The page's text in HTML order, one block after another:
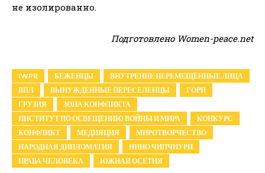
не изолированно.
Подготовлено Women-peace.net
IWPR БЕЖЕНЦЫ
ВНУТРЕННЕ ПЕРЕМЕЩЁННЫЕ ЛИЦА
ВПЛ
ВЫНУЖДЕННЫЕ ПЕРЕСЕЛЕНЦЫ
ГОРИ
ГРУЗИЯ
ЗОНА КОНФЛИКТА
ИНСТИТУТ ПО ОСВЕЩЕНИЮ ВОЙНЫ И МИРА
КОНКУРС
КОНФЛИКТ
МЕДИЯЦИЯ
МИРОТВОРЧЕСТВО
НАРОДНАЯ ДИПЛОМАТИЯ
НИНО ЧИПЧИУРИ
ПРАВА ЧЕЛОВЕКА
ЮЖНАЯ ОСЕТИЯ